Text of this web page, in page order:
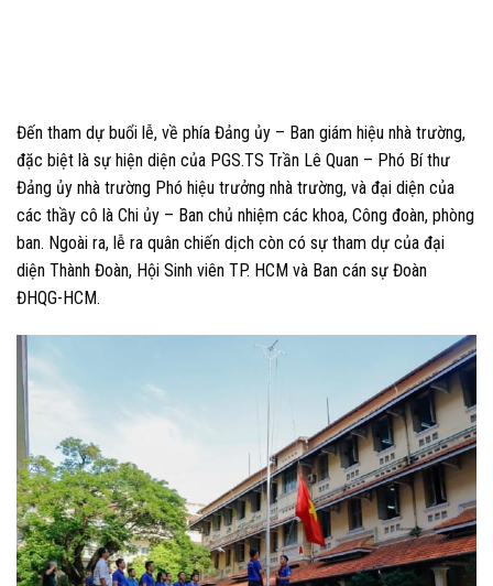
Đến tham dự buổi lễ, về phía Đảng ủy – Ban giám hiệu nhà trường,
đặc biệt là sự hiện diện của PGS.TS Trần Lê Quan – Phó Bí thư
Đảng ủy nhà trường Phó hiệu trưởng nhà trường, và đại diện của
các thầy cô là Chi ủy – Ban chủ nhiệm các khoa, Công đoàn, phòng
ban. Ngoài ra, lễ ra quân chiến dịch còn có sự tham dự của đại
diện Thành Đoàn, Hội Sinh viên TP. HCM và Ban cán sự Đoàn
ĐHQG-HCM.